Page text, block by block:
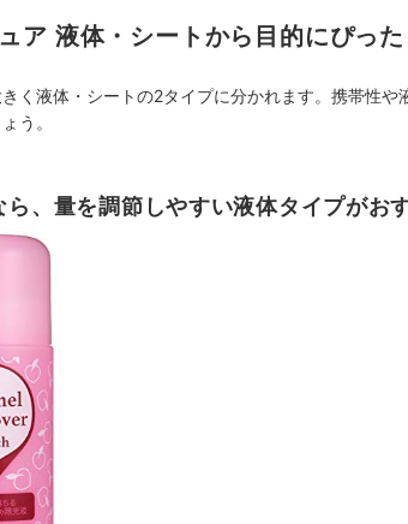
ア 液体・シートから目的にぴっ
く液体・シートの2タイプに分かれます。携帯性や
う。
、量を調節しやすい液体タイプがお